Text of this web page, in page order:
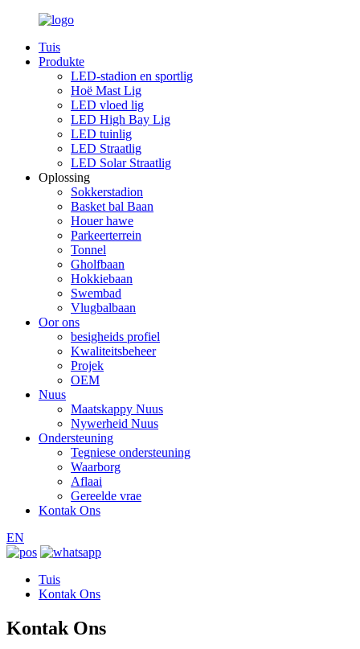
Tuis
Produkte
LED-stadion en sportlig
Hoë Mast Lig
LED vloed lig
LED High Bay Lig
LED tuinlig
LED Straatlig
LED Solar Straatlig
Oplossing
Sokkerstadion
Basket bal Baan
Houer hawe
Parkeerterrein
Tonnel
Gholfbaan
Hokkiebaan
Swembad
Vlugbalbaan
Oor ons
besigheids profiel
Kwaliteitsbeheer
Projek
OEM
Nuus
Maatskappy Nuus
Nywerheid Nuus
Ondersteuning
Tegniese ondersteuning
Waarborg
Aflaai
Gereelde vrae
Kontak Ons
EN
Tuis
Kontak Ons
Kontak Ons